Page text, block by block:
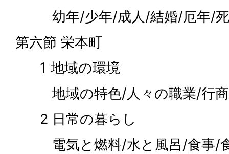
幼年/少年/成人/結婚/厄年/死
第六節 栄本町
1 地域の環境
地域の特色/人々の職業/行商
2 日常の暮らし
電気と燃料/水と風呂/食事/食